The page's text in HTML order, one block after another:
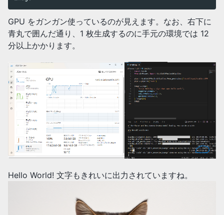
GPU をガンガン使っているのが見えます。なお、右下に
青丸で囲んだ通り、1 枚生成するのに手元の環境では 12
分以上かかります。
Hello World! 文字もきれいに出力されていますね。